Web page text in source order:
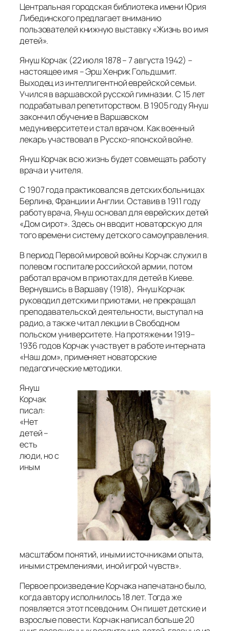
Центральная городская библиотека имени Юрия
Либединского предлагает вниманию
пользователей книжную выставку «Жизнь во имя
детей».
Януш Корчак (22 июля 1878 – 7 августа 1942) –
настоящее имя – Эрш Хенрик Гольдшмит.
Выходец из интеллигентной еврейской семьи.
Учился в варшавской русской гимназии. С 15 лет
подрабатывал репетиторством. В 1905 году Януш
закончил обучение в Варшавском
медуниверситете и стал врачом. Как военный
лекарь участвовал в Русско-японской войне.
Януш Корчак всю жизнь будет совмещать работу
врача и учителя.
С 1907 года практиковался в детских больницах
Берлина, Франции и Англии. Оставив в 1911 году
работу врача, Януш основал для еврейских детей
«Дом сирот». Здесь он вводит новаторскую для
того времени систему детского самоуправления.
В период Первой мировой войны Корчак служил в
полевом госпитале российской армии, потом
работал врачом в приютах для детей в Киеве.
Вернувшись в Варшаву (1918), Януш Корчак
руководил детскими приютами, не прекращал
преподавательской деятельности, выступал на
радио, а также читал лекции в Свободном
польском университете. На протяжении 1919–
1936 годов Корчак участвует в работе интерната
«Наш дом», применяет новаторские
педагогические методики.
Януш
Корчак
писал:
«Нет
детей –
есть
люди, но с
иным
масштабом понятий, иными источниками опыта,
иными стремлениями, иной игрой чувств».
Первое произведение Корчака напечатано было,
когда автору исполнилось 18 лет. Тогда же
появляется этот псевдоним. Он пишет детские и
взрослые повести. Корчак написал больше 20